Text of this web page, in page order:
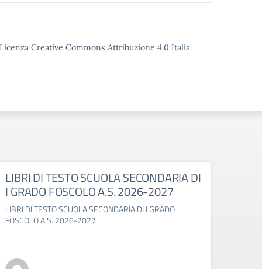
Creative Commons Attribuzione 4.0 Italia.
LIBRI DI TESTO SCUOLA SECONDARIA DI
I GRADO FOSCOLO A.S. 2026-2027
LIBRI DI TESTO SCUOLA SECONDARIA DI I GRADO
FOSCOLO A.S. 2026-2027